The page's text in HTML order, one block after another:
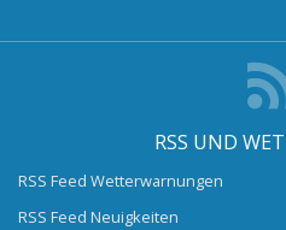
RSS UND
RSS Feed Wetterwarnungen
RSS Feed Neuigkeiten